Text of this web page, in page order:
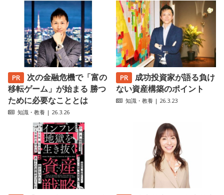
次の金融危機で「富の
移転ゲーム」が始まる 勝つ
ために必要なこととは
知識・教養 | 26.3.26
成功投資家が語る負け
ない資産構築のポイント
知識・教養 | 26.3.23